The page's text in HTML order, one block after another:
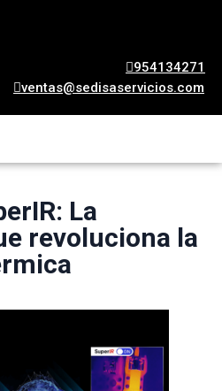
954134271
ventas@sedisaservicios.com
La
revoluciona la